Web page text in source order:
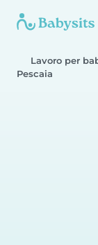
Lavoro per
Pescaia